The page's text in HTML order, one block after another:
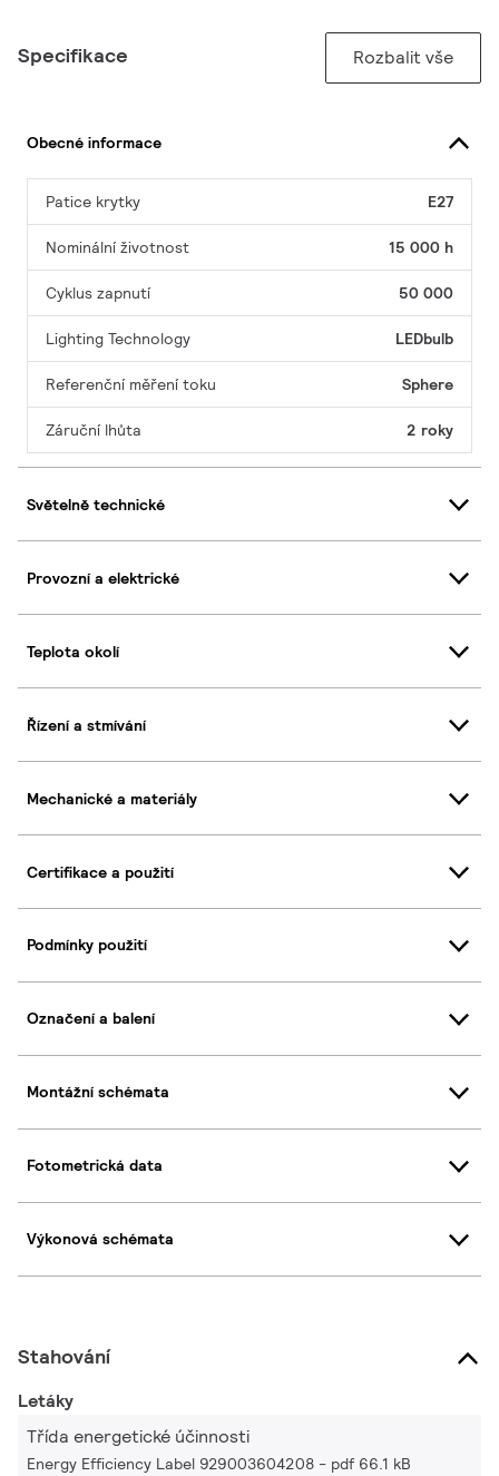
Specifikace Rozbalit vše
Obecné informace
Patice krytky E27
Nominální životnost 15 000 h
Cyklus zapnutí 50 000
Lighting Technology LEDbulb
Referenční měření toku Sphere
Záruční lhůta 2 roky
Světelně technické
Provozní a elektrické
Teplota okolí
Řízení a stmívání
Mechanické a materiály
Certifikace a použití
Podmínky použití
Označení a balení
Montážní schémata
Fotometrická data
Výkonová schémata
Stahování
Letáky
Třída energetické účinnosti
Energy Efficiency Label 929003604208 pdf 66.1 kB